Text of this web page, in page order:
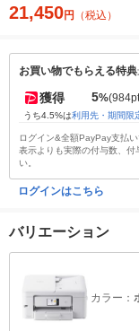
21,450円 （税込）
お買い物でもらえる特典
獲得 5%
うち4.5%は利用先・期間限
ログイン&全額PayPay支払
表示よりも実際の付与数、付
い。
ログインはこちら
バリエーション
カラー：